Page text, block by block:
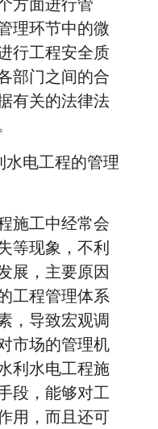
理环节中的微
行工程安全质
部门之间的合
有关的法律法
电工程的管理
施工中经常会
等现象，不利
展，主要原因
工程管理体系
，导致宏观调
市场的管理机
利水电工程施
段，能够对工
用，而且还可